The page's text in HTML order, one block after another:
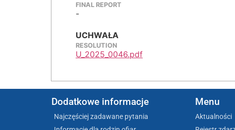
FINAL REPORT
-
UCHWAŁA
RESOLUTION
U_2025_0046.pdf
Dodatkowe informacje
Najczęściej zadawane pytania
Menu
Aktualności